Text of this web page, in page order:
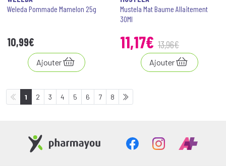
Weleda Pommade Mamelon 25g
10,99€
Ajouter
Mustela Mat Baume Allaitement
30Ml
11,17€ 13,96€
Ajouter
1 2 3 4 5 6 7 8